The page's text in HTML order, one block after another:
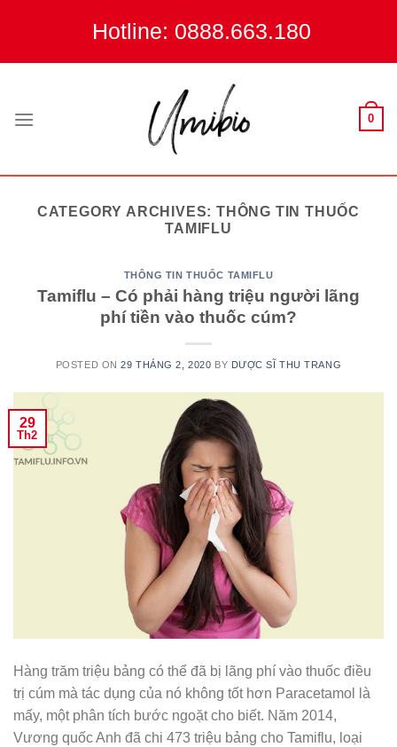
Hotline: 0888.663.180
0
CATEGORY ARCHIVES:THÔNG TIN THUỐC
TAMIFLU
THÔNG TIN THUỐC TAMIFLU
Tamiflu – Có phải hàng triệu người lãng
phí tiền vào thuốc cúm?
POSTED ON29 THÁNG 2, 2020 BY DƯỢC SĨ THU TRANG
29
Th2
Hàng trăm triệu bảng có thể đã bị lãng phí vào thuốc điều
trị cúm mà tác dụng của nó không tốt hơn Paracetamol là
mấy, một phân tích bước ngoặt cho biết. Năm 2014,
Vương quốc Anh đã chi 473 triệu bảng cho Tamiflu, loại